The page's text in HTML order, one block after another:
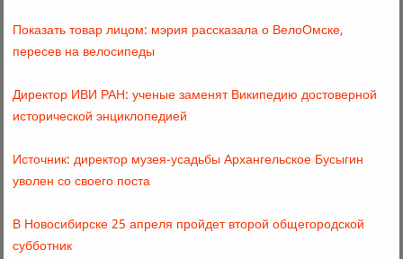
Показать товар лицом: мэрия рассказала о ВелоОмске,
пересев на велосипеды
Директор ИВИ РАН: ученые заменят Википедию достоверной
исторической энциклопедией
Источник: директор музея-усадьбы Архангельское Бусыгин
уволен со своего поста
В Новосибирске 25 апреля пройдет второй общегородской
субботник